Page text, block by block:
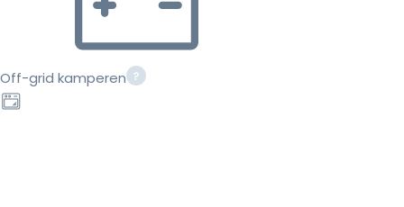
Off-grid kamperen